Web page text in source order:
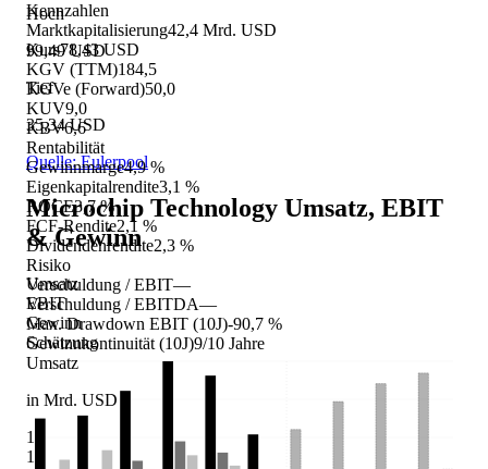
Kennzahlen
Marktkapitalisierung42,4 Mrd. USD
Kurs78,43 USD
KGV (TTM)184,5
KGVe (Forward)50,0
KUV9,0
KBV6,6
Rentabilität
Gewinnmarge4,9 %
Eigenkapitalrendite3,1 %
ROCE3,7 %
FCF-Rendite2,1 %
Dividendenrendite2,3 %
Risiko
Verschuldung / EBIT—
Verschuldung / EBITDA—
Max. Drawdown EBIT (10J)-90,7 %
Gewinnkontinuität (10J)9/10 Jahre
Umsatz
in Mrd. USD
16
14
Hoch
99,49 USD
Tief
35,34 USD
Quelle: Eulerpool
Microchip Technology Umsatz, EBIT
& Gewinn
Umsatz
EBIT
Gewinn
Schätzung